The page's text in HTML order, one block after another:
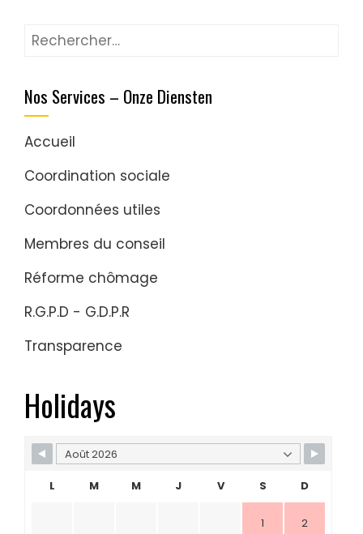
Nos Services – Onze Diensten
Accueil
Coordination sociale
Coordonnées utiles
Membres du conseil
Réforme chômage
R.G.P.D - G.D.P.R
Transparence
Holidays
L M M J V S D
1 2